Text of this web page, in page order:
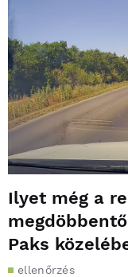
Ilyet még a
Paks
ellenőrzés